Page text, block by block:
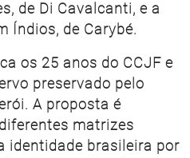
de Di Cavalcanti, e a
Índios, de Carybé.
os 25 anos do CCJF e
preservado pelo
A proposta é
matrizes
identidade brasileira por